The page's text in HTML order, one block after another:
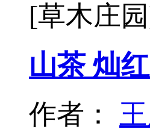
[草木庄
山茶 灿
作者：